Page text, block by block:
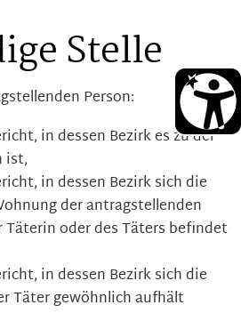
Stelle
Person:
in dessen Bezirk es zu der
ist,
in dessen Bezirk sich die
der antragstellenden
Täterin oder des Täters befindet
in dessen Bezirk sich die
Täter gewöhnlich aufhält